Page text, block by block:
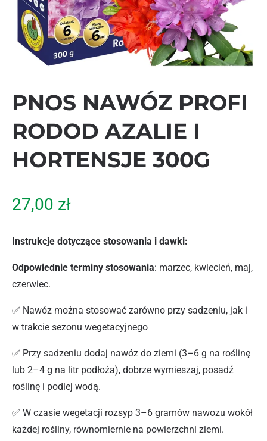
PNOS NAWÓZ PROFI
RODOD AZALIE I
HORTENSJE 300G
27,00 zł
Instrukcje dotyczące stosowania i dawki:
Odpowiednie terminy stosowania: marzec, kwiecień, maj,
czerwiec.
✅ Nawóz można stosować zarówno przy sadzeniu, jak i
w trakcie sezonu wegetacyjnego
✅ Przy sadzeniu dodaj nawóz do ziemi (3–6 g na roślinę
lub 2–4 g na litr podłoża), dobrze wymieszaj, posadź
roślinę i podlej wodą.
✅ W czasie wegetacji rozsyp 3–6 gramów nawozu wokół
każdej rośliny, równomiernie na powierzchni ziemi.